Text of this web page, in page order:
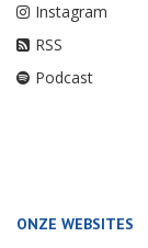
Instagram
RSS
Podcast
ONZE WEBSITES